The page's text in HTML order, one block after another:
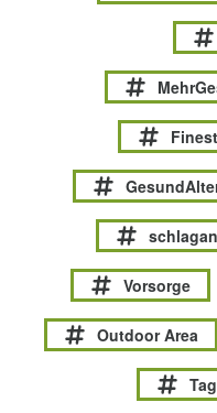
Vorsorge
Outdoor Area